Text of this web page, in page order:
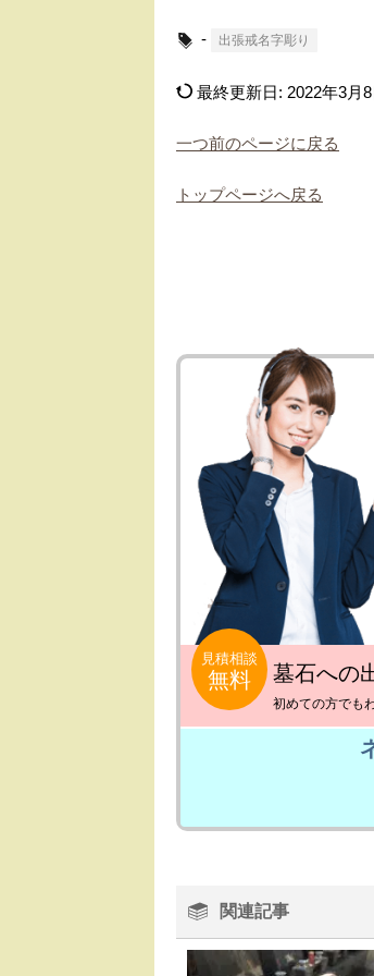
- 出張戒名字彫り
最終更新日: 2022年3月8
一つ前のページに戻る
トップページへ戻る
見積相談
無料 墓石への
初めての方でも
関連記事